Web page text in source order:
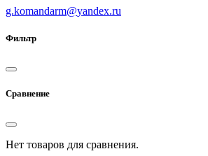
g.komandarm@yandex.ru
Фильтр
Сравнение
Нет товаров для сравнения.